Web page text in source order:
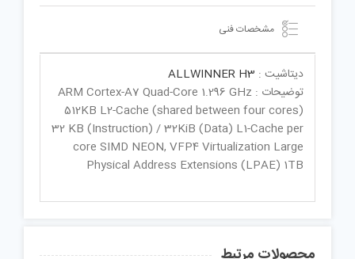
مشخصات فنی
دیتاشیت : ALLWINNER H3
توضیحات : ARM Cortex-A7 Quad-Core 1.296 GHz
512KB L2-Cache (shared between four cores)
32 KB (Instruction) / 32KiB (Data) L1-Cache per
core SIMD NEON, VFP4 Virtualization Large
Physical Address Extensions (LPAE) 1TB